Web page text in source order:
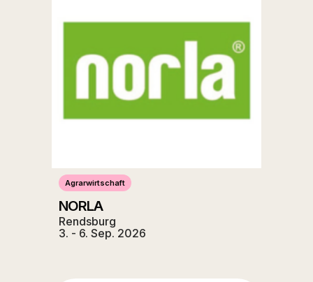
Agrarwirtschaft
NORLA
Rendsburg
3. - 6. Sep. 2026